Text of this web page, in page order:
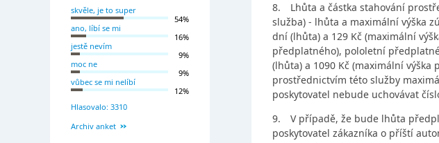
8.
Lhůta a částka stahování
služba) - lhůta a maximální výška
dní (lhůta) a 129 Kč (maximální
předplatného), pololetní
(lhůta) a 1090 Kč (maximální
prostřednictvím této služby
poskytovatel nebude uchovávat
9.
V případě, že bude lhůta
poskytovatel zákazníka o příští
skvěle, je to super
54%
ano, líbí se mi
16%
jestě nevím
9%
moc ne
9%
vůbec se mi nelíbí
12%
Hlasovalo: 3310
Archiv anket